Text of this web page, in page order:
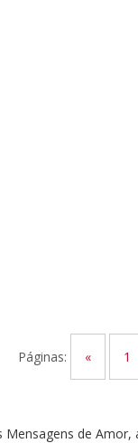
Páginas: « 1
Mensagens de Amor,